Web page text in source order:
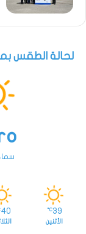
لحالة الطقس
39
℃
الأثنين
40